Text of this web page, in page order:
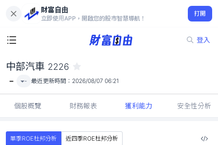
財富自由
立即使用APP，開啟您的股市智慧導航！
打開
登入
-
中部汽車 2226
- - 最近更新時間： 2026/08/07 06:21
個股概覽 財務報表 獲利能力 安全性分析
單季ROE杜邦分析
近四季ROE杜邦分析